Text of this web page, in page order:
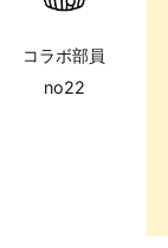
コラボ部員
no22